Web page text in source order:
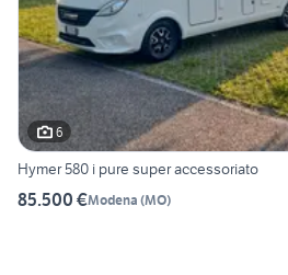
6
Hymer 580 i pure super accessoriato
85.500 €Modena (MO)